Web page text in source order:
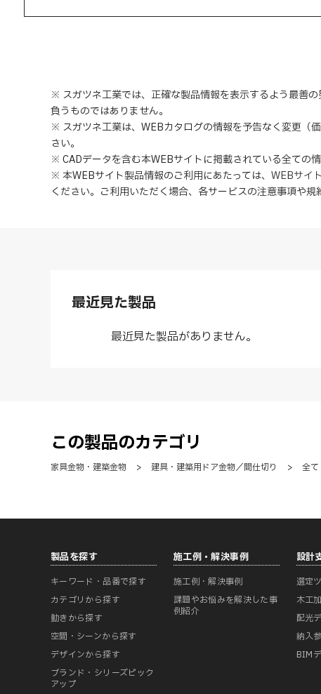
※ スガツネ工業では、正確な製品情報を表示するよう最善
負うものではありません。
※ スガツネ工業は、WEBカタログの情報を予告なく変更（
さい。
※ CADデータを含む本WEBサイトに掲載されている全ての
※ 本WEBサイト製品情報のご利用にあたっては、 WEBサイ
ください。ご利用いただく場合、各サービスの注意事項や規
最近見た製品
最近見た製品がありません。
この製品のカテゴリ
家具金物・建築金物 > 建具・建築用ドア金物／間仕切り > 全て
製品を探す
キーワード・品番で探す
カテゴリから探す
動きから探す
空間・シーンから探す
デザインから探す
ブランド・シリーズピック
アップ
施工例・解決事例
施工例・解決事例
課題やお悩みを解決した事
例紹介
設計
選定
木工
配光
納入
BIM